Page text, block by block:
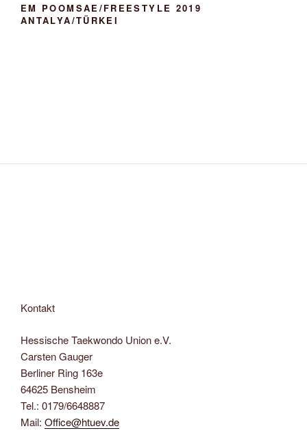
EM POOMSAE/FREESTYLE 2019
ANTALYA/TÜRKEI
Kontakt
Hessische Taekwondo Union e.V.
Carsten Gauger
Berliner Ring 163e
64625 Bensheim
Tel.: 0179/6648887
Mail: Office@htuev.de